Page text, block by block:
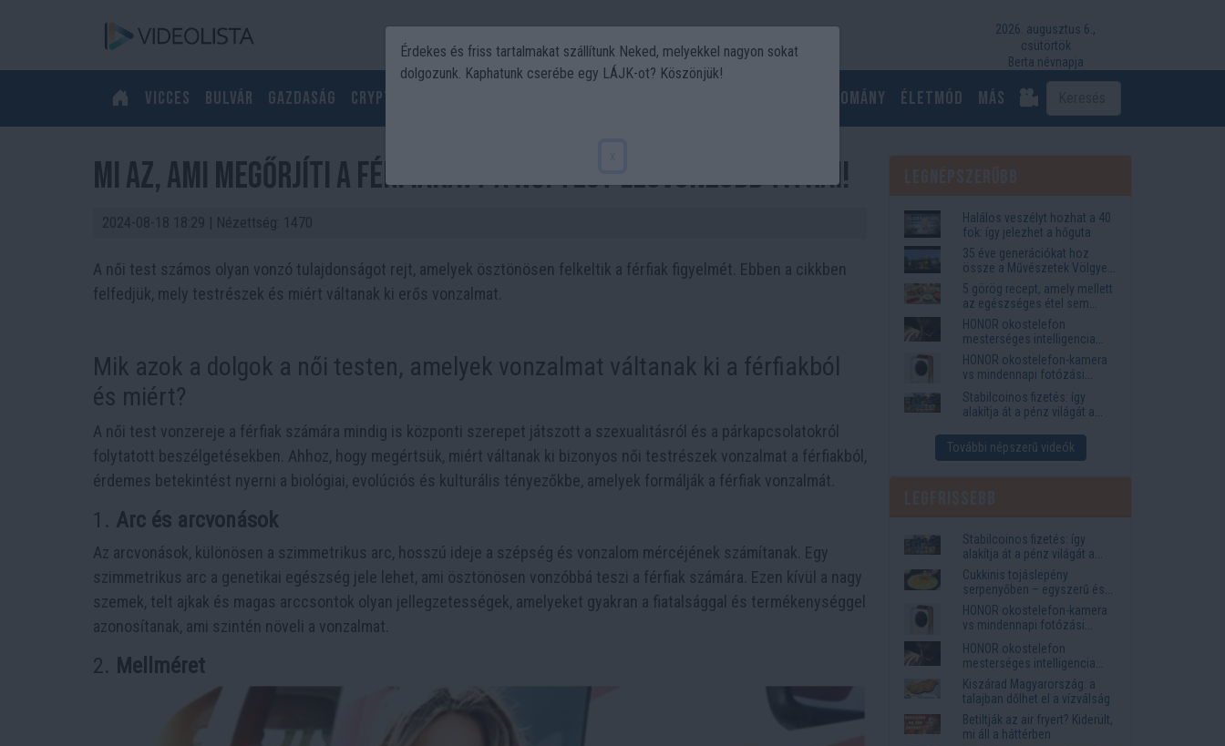
2026. augusztus 6.,
csütörtök
Berta névnapja
Vicces Bulvár Gazdaság Crypto Tudomány Életmód más
Mi az, ami megőrjíti a férfiakat? A női test legvonzóbb titkai!
2024-08-18 18:29 | Nézettség: 1470
A női test számos olyan vonzó tulajdonságot rejt, amelyek ösztönösen felkeltik a férfiak figyelmét. Ebben a cikkben
felfedjük, mely testrészek és miért váltanak ki erős vonzalmat.
Mik azok a dolgok a női testen, amelyek vonzalmat váltanak ki a férfiakból
és miért?
A női test vonzereje a férfiak számára mindig is központi szerepet játszott a szexualitásról és a párkapcsolatokról
folytatott beszélgetésekben. Ahhoz, hogy megértsük, miért váltanak ki bizonyos női testrészek vonzalmat a férfiakból,
érdemes betekintést nyerni a biológiai, evolúciós és kulturális tényezőkbe, amelyek formálják a férfiak vonzalmát.
1. Arc és arcvonások
Az arcvonások, különösen a szimmetrikus arc, hosszú ideje a szépség és vonzalom mércéjének számítanak. Egy
szimmetrikus arc a genetikai egészség jele lehet, ami ösztönösen vonzóbbá teszi a férfiak számára. Ezen kívül a nagy
szemek, telt ajkak és magas arccsontok olyan jellegzetességek, amelyeket gyakran a fiatalsággal és termékenységgel
azonosítanak, ami szintén növeli a vonzalmat.
2. Mellméret
Halálos veszélyt hozhat a 40
fok: így jelezhet a hőguta
35 éve generációkat hoz
össze a Művészetek Völgye
– megvan a 2027-es időpont
és a bérletár
5 görög recept, amely mellett
az egészséges étel sem
tűnik lemondásnak
HONOR okostelefon
mesterséges intelligencia
funkciók, amelyek
megkönnyítik az életet
HONOR okostelefon-kamera
vs mindennapi fotózási
igények
Stabilcoinos fizetés: így
alakítja át a pénz világát a
Western Union
További népszerű videók
Stabilcoinos fizetés: így
alakítja át a pénz világát a
Visa, a Mastercard és a
Western Union
Cukkinis tojáslepény
serpenyőben – egyszerű és
laktató vacsora
HONOR okostelefon-kamera
vs mindennapi fotózási
igények
HONOR okostelefon
mesterséges intelligencia
funkciók, amelyek
megkönnyítik az életet
Kiszárad Magyarország: a
talajban dőlhet el a vízválság
Betiltják az air fryert? Kiderült,
mi áll a háttérben
Érdekes és friss tartalmakat szállítunk Neked, melyekkel nagyon sokat
dolgozunk. Kaphatunk cserébe egy LÁJK-ot? Köszönjük!